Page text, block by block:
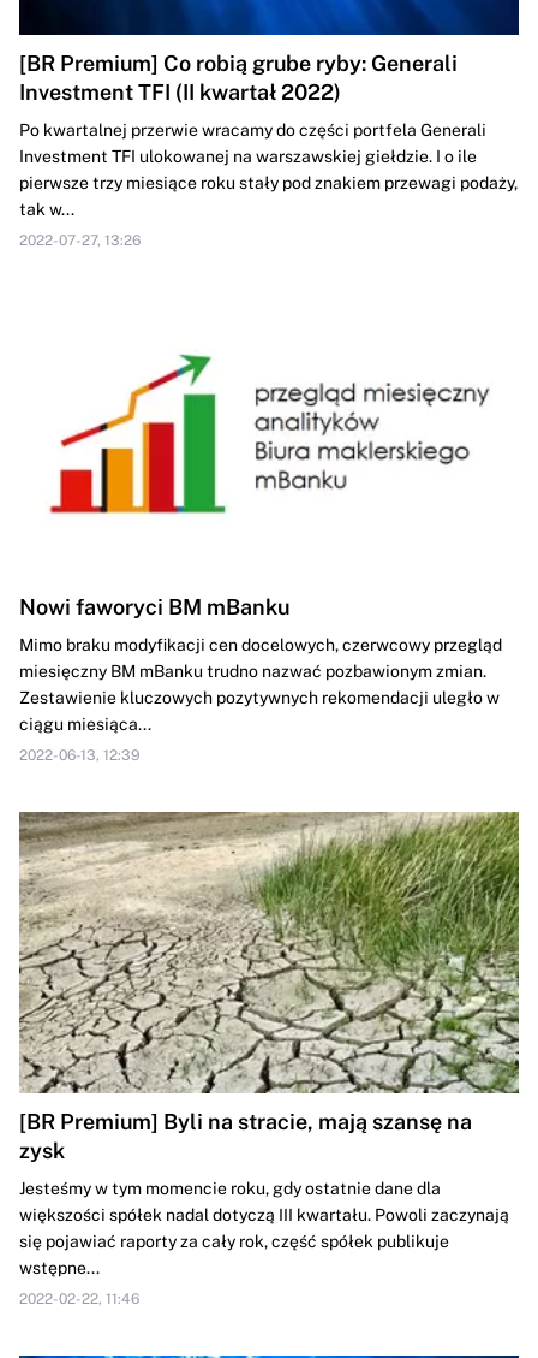
[BR Premium] Co robią grube ryby: Generali
Investment TFI (II kwartał 2022)
Po kwartalnej przerwie wracamy do części portfela Generali
Investment TFI ulokowanej na warszawskiej giełdzie. I o ile
pierwsze trzy miesiące roku stały pod znakiem przewagi podaży,
tak w...
2022-07-27, 13:26
Nowi faworyci BM mBanku
Mimo braku modyfikacji cen docelowych, czerwcowy przegląd
miesięczny BM mBanku trudno nazwać pozbawionym zmian.
Zestawienie kluczowych pozytywnych rekomendacji uległo w
ciągu miesiąca...
2022-06-13, 12:39
[BR Premium] Byli na stracie, mają szansę na
zysk
Jesteśmy w tym momencie roku, gdy ostatnie dane dla
większości spółek nadal dotyczą III kwartału. Powoli zaczynają
się pojawiać raporty za cały rok, część spółek publikuje
wstępne...
2022-02-22, 11:46